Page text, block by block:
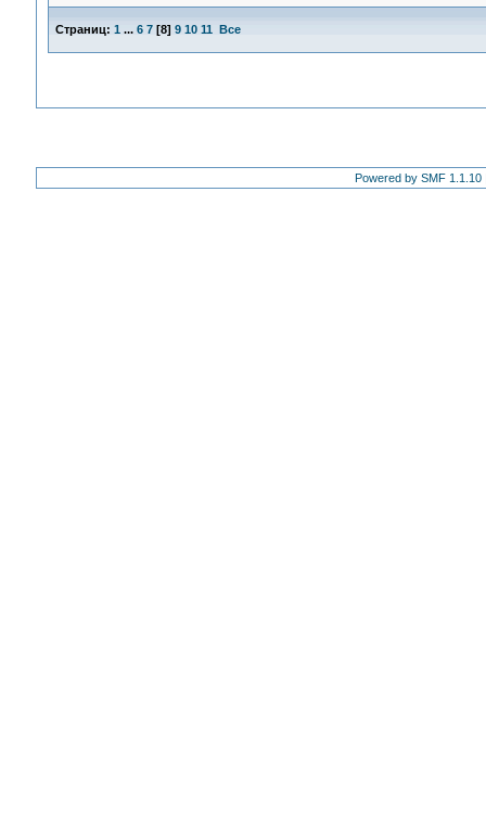
Страниц: 1 ... 6 7[8] 9 10 11 Все
Powered by SMF 1.1.10